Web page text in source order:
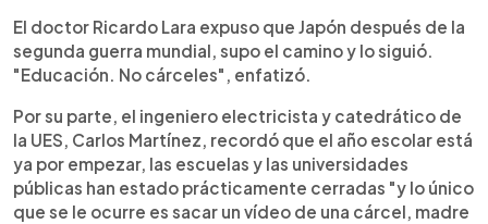
El doctor Ricardo Lara expuso que Japón después de la
segunda guerra mundial, supo el camino y lo siguió.
"Educación. No cárceles", enfatizó.
Por su parte, el ingeniero electricista y catedrático de
la UES, Carlos Martínez, recordó que el año escolar está
ya por empezar, las escuelas y las universidades
públicas han estado prácticamente cerradas "y lo único
que se le ocurre es sacar un vídeo de una cárcel, madre